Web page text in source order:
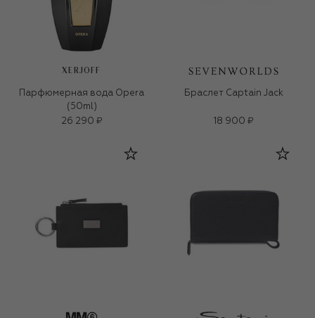
XERJOFF
Парфюмерная вода Opera
(50ml)
26 290 ₽
Браслет Captain Jack
18 900 ₽